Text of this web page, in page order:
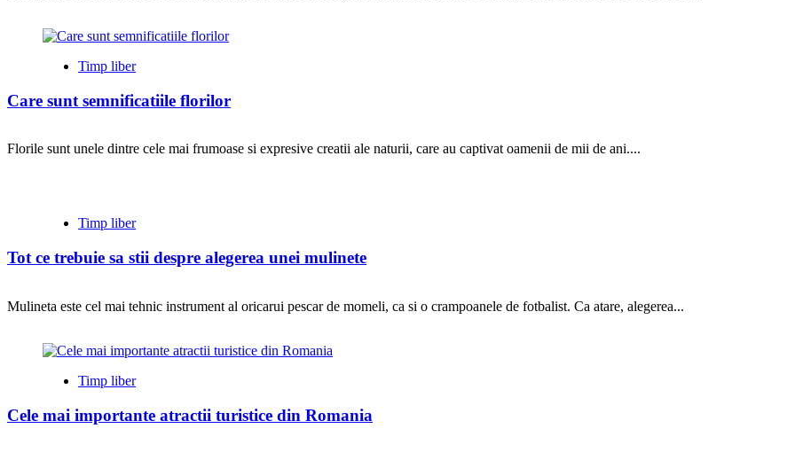
Timp liber
Care sunt semnificatiile florilor
Florile sunt unele dintre cele mai frumoase si expresive creatii ale naturii, care au captivat oamenii de mii de ani....
Timp liber
Tot ce trebuie sa stii despre alegerea unei mulinete
Mulineta este cel mai tehnic instrument al oricarui pescar de momeli, ca si o crampoanele de fotbalist. Ca atare, alegerea...
Timp liber
Cele mai importante atractii turistice din Romania